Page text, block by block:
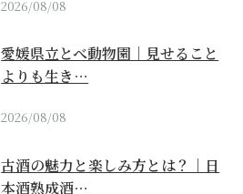
2026/08/08
愛媛県立とべ動物園｜見せること
よりも生き…
2026/08/08
古酒の魅力と楽しみ方とは？｜日
本酒熟成酒…